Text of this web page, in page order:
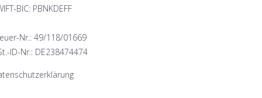
BIC: PBNKDEFF
Nr.: 49/118/01669
ID-Nr.: DE238474474